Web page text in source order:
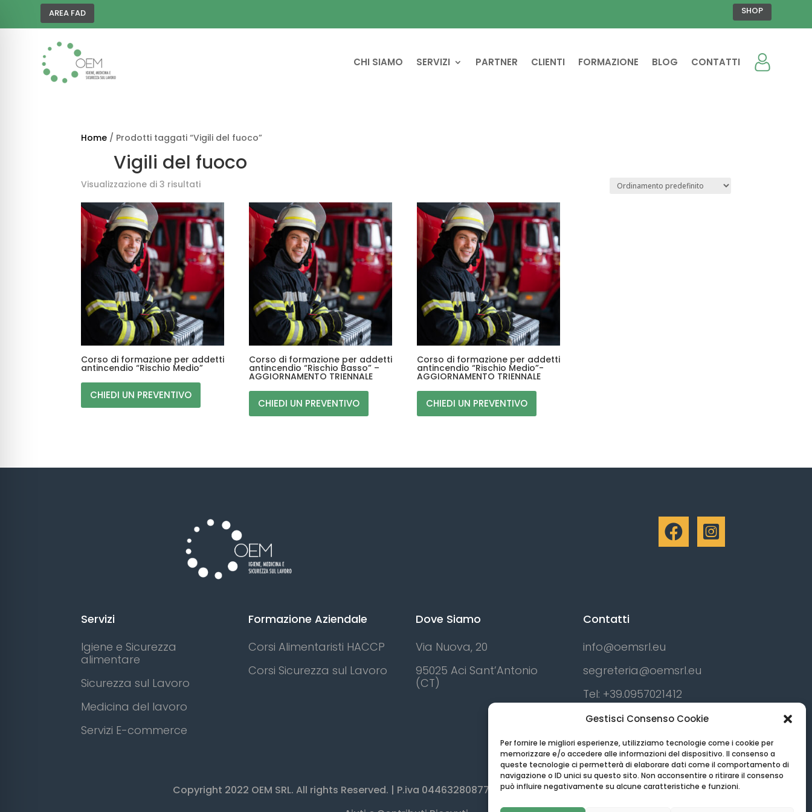
Gestisci Consenso Cookie
Per fornire le migliori esperienze, utilizziamo tecnologie come i cookie per
memorizzare e/o accedere alle informazioni del dispositivo. Il consenso a
queste tecnologie ci permetterà di elaborare dati come il comportamento di
navigazione o ID unici su questo sito. Non acconsentire o ritirare il consenso
può influire negativamente su alcune caratteristiche e funzioni.
AREA FAD SHOP
CHI SIAMO SERVIZI PARTNER CLIENTI FORMAZIONE BLOG CONTATTI
Home / Prodotti taggati “Vigili del fuoco”
Vigili del fuoco
Visualizzazione di 3 risultati
Corso di formazione per addetti
antincendio “Rischio Medio”
CHIEDI UN PREVENTIVO
Corso di formazione per addetti
antincendio “Rischio Basso” –
AGGIORNAMENTO TRIENNALE
CHIEDI UN PREVENTIVO
Corso di formazione per addetti
antincendio “Rischio Medio”-
AGGIORNAMENTO TRIENNALE
CHIEDI UN PREVENTIVO
Servizi
Igiene e Sicurezza
alimentare
Sicurezza sul Lavoro
Medicina del lavoro
Servizi E-commerce
Formazione Aziendale
Corsi Alimentaristi HACCP
Corsi Sicurezza sul Lavoro
Dove Siamo
Via Nuova, 20
95025 Aci Sant’Antonio
(CT)
Contatti
info@oemsrl.eu
segreteria@oemsrl.eu
Tel: +39.0957021412
Cell:+39.3939273856
Copyright 2022 OEM SRL. All rights Reserved. | P.iva 04463280877 | Capitale Sociale € 10.000 i.v.